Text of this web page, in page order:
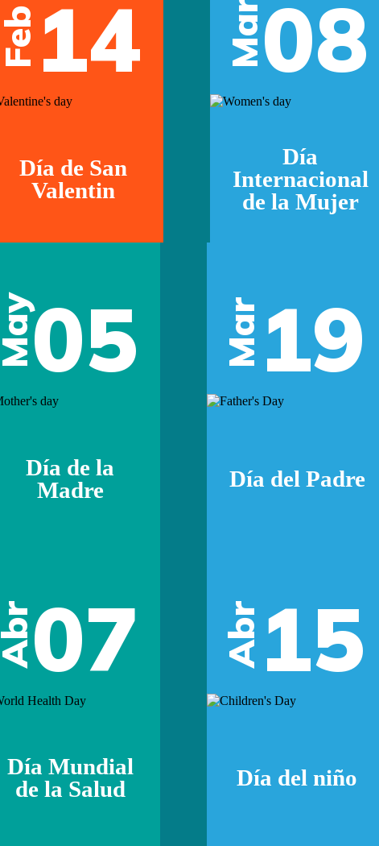
Feb 14
Día de San
Valentin
Mar08
Día
Internacional
de la Mujer
May05
Día de la
Madre
Mar19
Día del Padre
Abr07
Día Mundial
de la Salud
Abr15
Día del niño